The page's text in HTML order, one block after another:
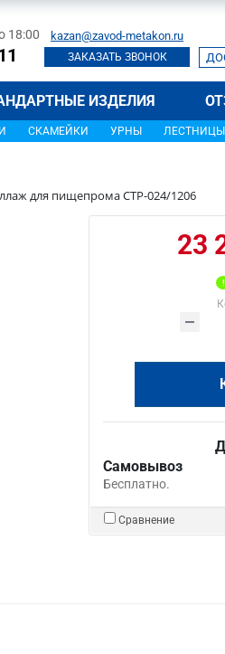
18:00 kazan@zavod-metakon.ru
ЗАКАЗАТЬ ЗВОНОК
ИЗДЕЛИЯ
СКАМЕЙКИ УРНЫ ЛЕСТНИЦЫ
для пищепрома СТР-024/1206
23
Самовывоз
Бесплатно.
Сравнение